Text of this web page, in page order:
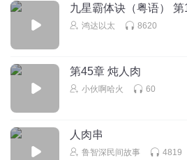
九星霸体诀（粤语）
鸿达以太 8620
第45章 炖人肉
小伙啊哈火 60
人肉串
鲁智深民间故事 4819